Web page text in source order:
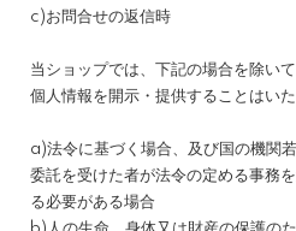
c)お問合せの返信時
当ショップでは、下記の場合を除い
個人情報を開示・提供することはいた
a)法令に基づく場合、及び国の機関
委託を受けた者が法令の定める事務
る必要がある場合